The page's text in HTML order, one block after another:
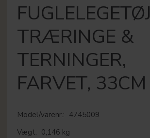
FUGLELEGETØJ
TRÆRINGE &
TERNINGER,
FARVET, 33CM
Model/varenr.: 4745009
Vægt: 0,146 kg